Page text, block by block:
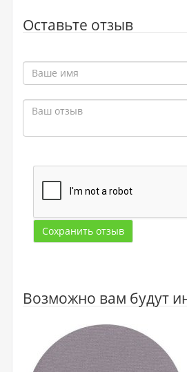
Оставьте отзыв
Сохранить отзыв
Возможно вам будут